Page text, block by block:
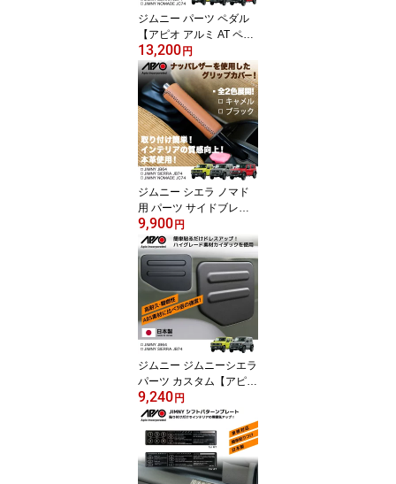
ジムニー パーツ ペダル
【アピオ アルミ AT ペダ
ルセット】 ジムニー シ
エラ ノマド JB64 JB74 J
C74 専用 設計 安心 の 国
内設計 国内製造 日本製
Made in Japan インテリ
ア の 質感 操作性 向上 錆
びにくい アルミ で ジャ
ストサイズ 滑り止め カ
スタム
13,200 円
ジムニー シエラ ノマド
用 パーツ サイドブレー
キ【アピオ ナッパレザー
サイドブレーキ グリップ
カバー】JB64 JB74 JC7
4 専用 設計 なので ジャ
ストフィット します。
高級感 のある 牛革 本革
の レザー グリップ カバ
ー カスタム 装着 簡単 装
着 ブラック 黒 ブラウン
9,900 円
ジムニー ジムニーシエラ
パーツ カスタム【アピオ
フューエルリッドカバ
ー】JB64 JB74 専用設計
ワンポイント アクセサリ
ー 貼り付け るだけ 装着
簡単 カイダック 安心 の
国内設計 国内製造 日本
9,240 円